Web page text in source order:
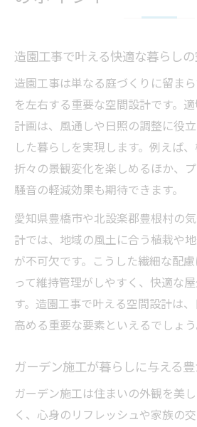
造園工事で叶える快適な暮らし
造園工事は単なる庭づくりに留ま
を左右する重要な空間設計です。
計画は、風通しや日照の調整に役
した暮らしを実現します。例えば
折々の景観変化を楽しめるほか、
騒音の軽減効果も期待できます。
愛知県豊橋市や北設楽郡豊根村の
計では、地域の風土に合う植栽や
が不可欠です。こうした繊細な配
って維持管理がしやすく、快適な
す。造園工事で叶える空間設計は
高める重要な要素といえるでしょう
ガーデン施工が暮らしに与える
ガーデン施工は住まいの外観を美
く、心身のリフレッシュや家族の